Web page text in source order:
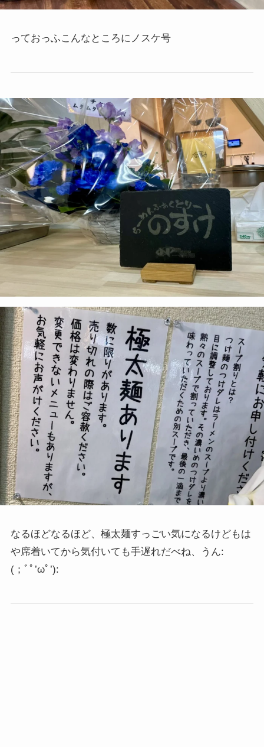
っておっふこんなところにノスケ号
なるほどなるほど、極太麺すっごい気になるけどもは
や席着いてから気付いても手遅れだべね、うん:
(；ﾞﾟ’ωﾟ’):